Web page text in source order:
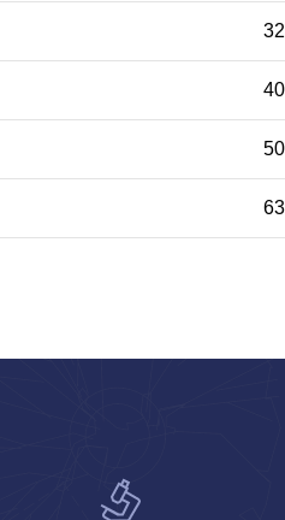
32
40
50
63